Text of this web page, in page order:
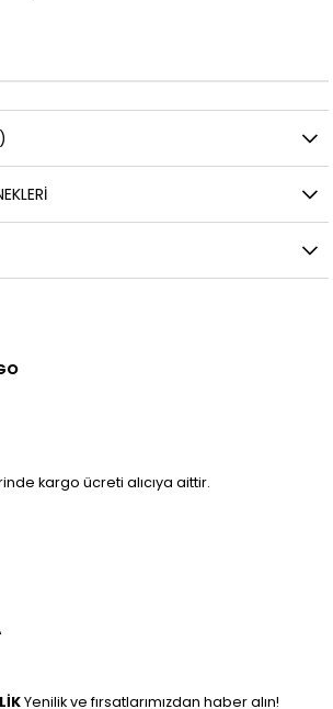
kargo ücreti alıcıya aittir.
Yenilik ve fırsatlarımızdan haber alın!